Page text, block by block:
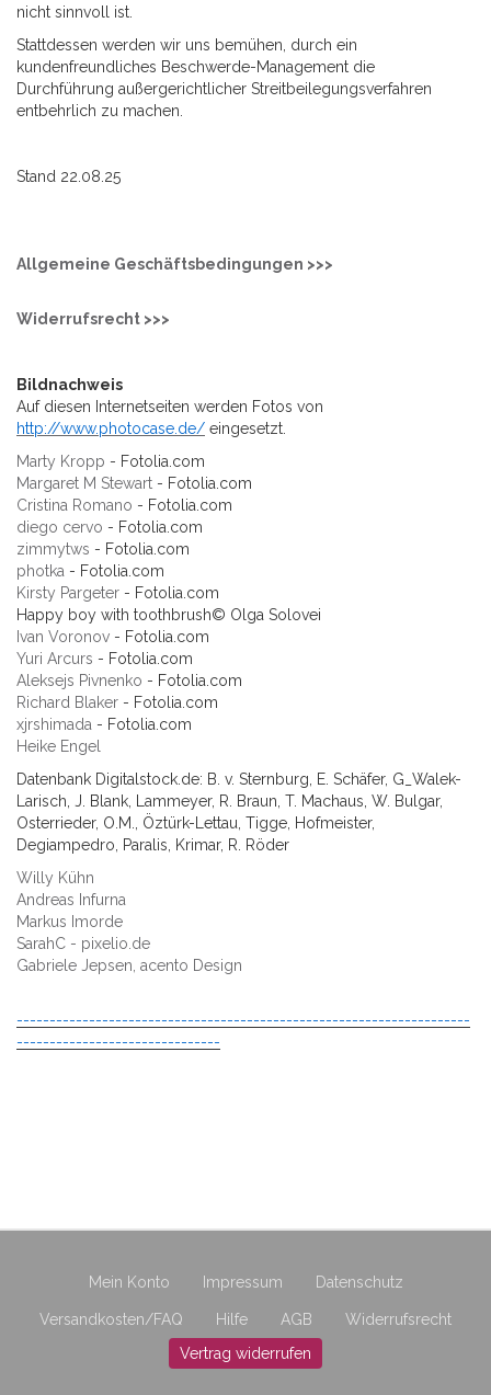
nicht sinnvoll ist.
Stattdessen werden wir uns bemühen, durch ein
kundenfreundliches Beschwerde-Management die
Durchführung außergerichtlicher Streitbeilegungsverfahren
entbehrlich zu machen.
Stand 22.08.25
Allgemeine Geschäftsbedingungen >>>
Widerrufsrecht >>>
Bildnachweis
Auf diesen Internetseiten werden Fotos von
http://www.photocase.de/ eingesetzt.
Marty Kropp - Fotolia.com
Margaret M Stewart - Fotolia.com
Cristina Romano - Fotolia.com
diego cervo - Fotolia.com
zimmytws - Fotolia.com
photka - Fotolia.com
Kirsty Pargeter - Fotolia.com
Happy boy with toothbrush© Olga Solovei
Ivan Voronov - Fotolia.com
Yuri Arcurs - Fotolia.com
Aleksejs Pivnenko - Fotolia.com
Richard Blaker - Fotolia.com
xjrshimada - Fotolia.com
Heike Engel
Datenbank Digitalstock.de: B. v. Sternburg, E. Schäfer, G_Walek-
Larisch, J. Blank, Lammeyer, R. Braun, T. Machaus, W. Bulgar,
Osterrieder, O.M., Öztürk-Lettau, Tigge, Hofmeister,
Degiampedro, Paralis, Krimar, R. Röder
Willy Kühn
Andreas Infurna
Markus Imorde
SarahC - pixelio.de
Gabriele Jepsen, acento Design
---------------------------------------------------------------------
-------------------------------
Mein Konto Impressum Datenschutz
Versandkosten/FAQ Hilfe AGB
Widerrufsrecht
Vertrag widerrufen